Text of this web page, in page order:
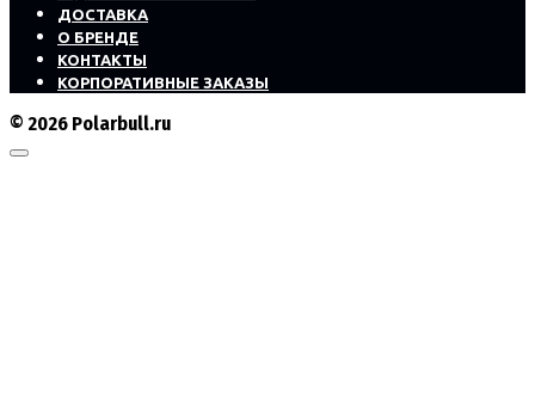
ДОСТАВКА
О БРЕНДЕ
КОНТАКТЫ
КОРПОРАТИВНЫЕ ЗАКАЗЫ
© 2026 Polarbull.ru